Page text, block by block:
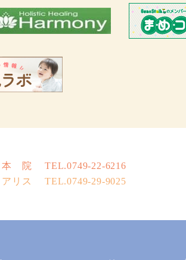
本 院
TEL.0749-22-6216
アリス
TEL.0749-29-9025